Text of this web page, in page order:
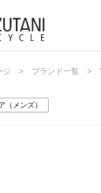
ジ ブランド一覧
（メンズ）